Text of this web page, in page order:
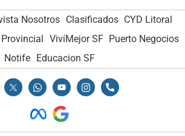
Nosotros Clasificados CYD Litoral
VivíMejor SF Puerto Negocios
Notife Educacion SF